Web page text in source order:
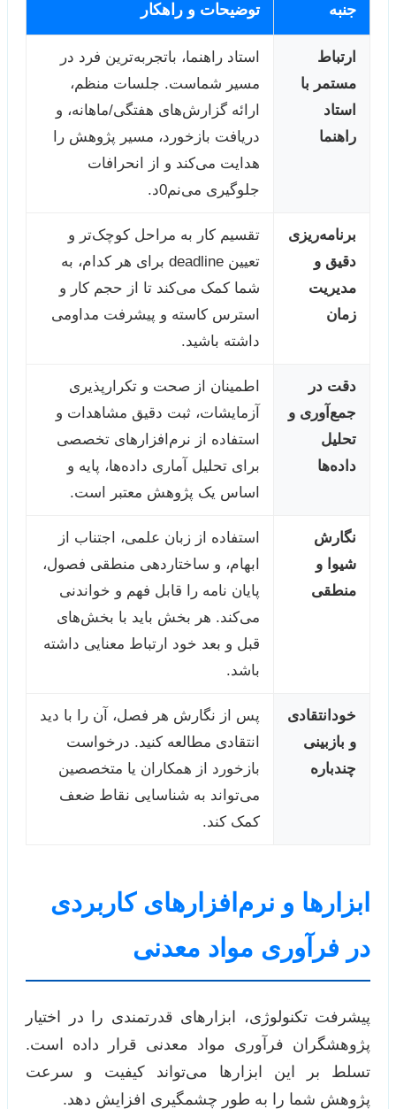
جنبه توضیحات و راهکار
ارتباط
مستمر با
استاد
راهنما
استاد راهنما، باتجربه‌ترین فرد در
مسیر شماست. جلسات منظم،
ارائه گزارش‌های هفتگی/ماهانه، و
دریافت بازخورد، مسیر پژوهش را
هدایت می‌کند و از انحرافات
جلوگیری می‌نم0د.
برنامه‌ریزی
دقیق و
مدیریت
زمان
تقسیم کار به مراحل کوچک‌تر و
تعیین deadline برای هر کدام، به
شما کمک می‌کند تا از حجم کار و
استرس کاسته و پیشرفت مداومی
داشته باشید.
دقت در
جمع‌آوری و
تحلیل
داده‌ها
اطمینان از صحت و تکرارپذیری
آزمایشات، ثبت دقیق مشاهدات و
استفاده از نرم‌افزارهای تخصصی
برای تحلیل آماری داده‌ها، پایه و
اساس یک پژوهش معتبر است.
نگارش
شیوا و
منطقی
استفاده از زبان علمی، اجتناب از
ابهام، و ساختاردهی منطقی فصول،
پایان نامه را قابل فهم و خواندنی
می‌کند. هر بخش باید با بخش‌های
قبل و بعد خود ارتباط معنایی داشته
باشد.
خودانتقادی
و بازبینی
چندباره
پس از نگارش هر فصل، آن را با دید
انتقادی مطالعه کنید. درخواست
بازخورد از همکاران یا متخصصین
می‌تواند به شناسایی نقاط ضعف
کمک کند.
ابزارها و نرم‌افزارهای کاربردی
در فرآوری مواد معدنی
پیشرفت تکنولوژی، ابزارهای قدرتمندی را در اختیار
پژوهشگران فرآوری مواد معدنی قرار داده است.
تسلط بر این ابزارها می‌تواند کیفیت و سرعت
پژوهش شما را به طور چشمگیری افزایش دهد.